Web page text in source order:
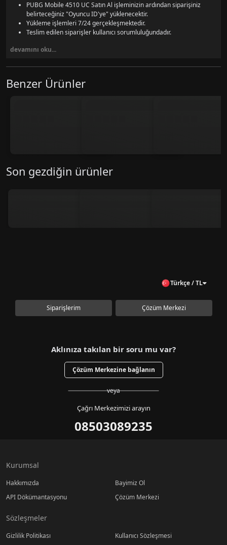
PUBG Mobile 4510 UC Satın Al işleminizin ardından siparişiniz
belirteceğiniz "Oyuncu ID'ye" yüklenecektir.
Yükleme işlemleri 7/24 gerçekleşmektedir.
Teslim edilen siparişler kullanıcı sorumluluğundadır.
devamını oku...
Benzer Ürünler
Son gezdiğin ürünler
Türkçe / TL
Siparişlerim Çözüm Merkezi
Aklınıza takılan bir soru mu var?
Çözüm Merkezine bağlanın
veya
Çağrı Merkezimizi arayın
08503089235
Kurumsal
Hakkımızda
Bayimiz Ol
API Dökümantasyonu
Çözüm Merkezi
Sözleşmeler
Gizlilik Politikası
Kullanıcı Sözleşmesi